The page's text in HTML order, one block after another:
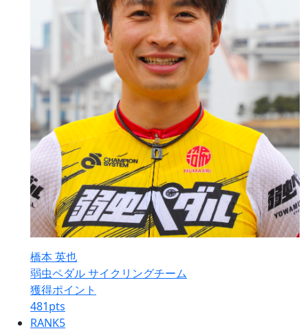
橋本 英也
弱虫ペダル サイクリングチーム
獲得ポイント
481pts
RANK5